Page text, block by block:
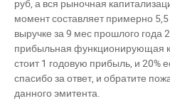
руб, а вся рыночная
момент составляет примерно
выручке за 9 мес прошлого года
прибыльная функционирующая
стоит 1 годовую прибыль, и 20%
спасибо за ответ, и обратите
данного эмитента.